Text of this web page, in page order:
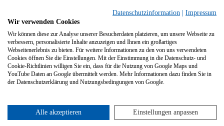
Systemanforderungen
Verlage
Verlage
Log-in
Startseite
Trefferliste
Trefferliste
Titel duplizieren & E-Book generieren
Historie
Titeldetailansicht
Titel anlegen und bearbeiten
Datenschutzinformation
Impressum
Wir verwenden Cookies
Wir können diese zur Analyse unserer Besucherdaten platzieren, um unsere Webseite zu
verbessern, personalisierte Inhalte anzuzeigen und Ihnen ein großartiges
Webseitenerlebnis zu bieten. Für weitere Informationen zu den von uns verwendeten
Cookies öffnen Sie die Einstellungen. Mit der Einstimmung in die Datenschutz- und
Cookie-Richtlinien willigen Sie ein, dass für die Nutzung von Google Maps und
YouTube Daten an Google übermittelt werden. Mehr Informationen dazu finden Sie in
der Datenschutzerklärung und Nutzungsbedingungen von Google.
Alle akzeptieren Einstellungen anpassen